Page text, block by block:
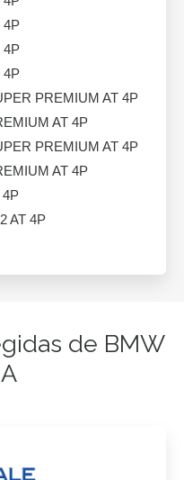
4P
4P
4P
PREMIUM AT 4P
AT 4P
PREMIUM AT 4P
AT 4P
4P
AT 4P
de BMW